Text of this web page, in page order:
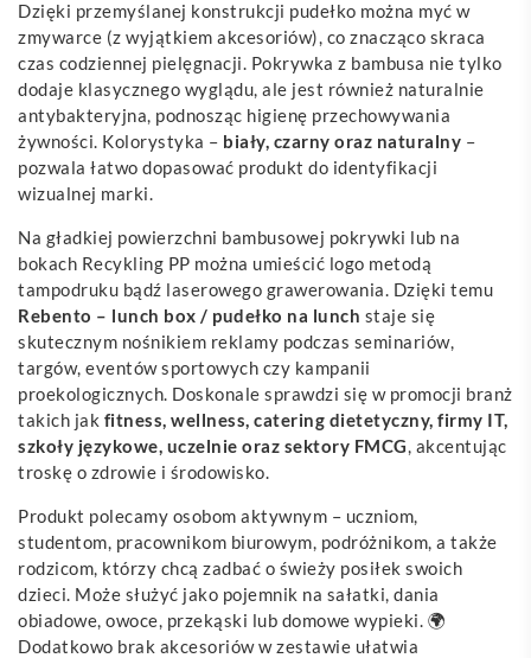
Dzięki przemyślanej konstrukcji pudełko można myć w
zmywarce (z wyjątkiem akcesoriów), co znacząco skraca
czas codziennej pielęgnacji. Pokrywka z bambusa nie tylko
dodaje klasycznego wyglądu, ale jest również naturalnie
antybakteryjna, podnosząc higienę przechowywania
żywności. Kolorystyka – biały, czarny oraz naturalny –
pozwala łatwo dopasować produkt do identyfikacji
wizualnej marki.
Na gładkiej powierzchni bambusowej pokrywki lub na
bokach Recykling PP można umieścić logo metodą
tampodruku bądź laserowego grawerowania. Dzięki temu
Rebento – lunch box / pudełko na lunch staje się
skutecznym nośnikiem reklamy podczas seminariów,
targów, eventów sportowych czy kampanii
proekologicznych. Doskonale sprawdzi się w promocji branż
takich jak fitness, wellness, catering dietetyczny, firmy IT,
szkoły językowe, uczelnie oraz sektory FMCG, akcentując
troskę o zdrowie i środowisko.
Produkt polecamy osobom aktywnym – uczniom,
studentom, pracownikom biurowym, podróżnikom, a także
rodzicom, którzy chcą zadbać o świeży posiłek swoich
dzieci. Może służyć jako pojemnik na sałatki, dania
obiadowe, owoce, przekąski lub domowe wypieki. 🌍
Dodatkowo brak akcesoriów w zestawie ułatwia